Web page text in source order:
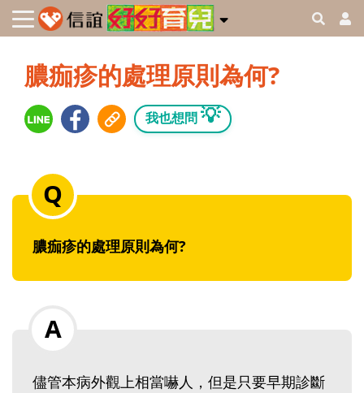
膿痂疹的處理原則為何?
我也想問 💡
膿痂疹的處理原則為何?
儘管本病外觀上相當嚇人，但是只要早期診斷